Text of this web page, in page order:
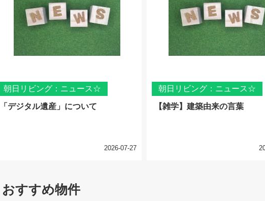
朝日リビング：ニュース☆
「デジタル遺産」について
2026-07-27
朝日リビング：ニュース☆
【雑学】建築由来の言葉
おすすめ物件